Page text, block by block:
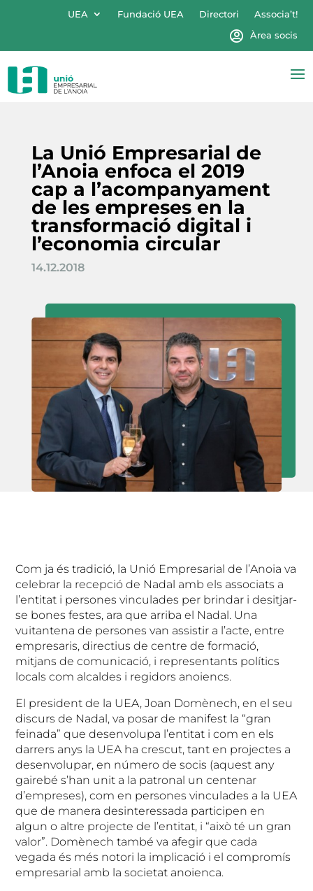
UEA Fundació UEA Directori
Associa’t!
Àrea socis
La Unió Empresarial de
l’Anoia enfoca el 2019
cap a l’acompanyament
de les empreses en la
transformació digital i
l’economia circular
14.12.2018
Com ja és tradició, la Unió Empresarial de l’Anoia va
celebrar la recepció de Nadal amb els associats a
l’entitat i persones vinculades per brindar i desitjar-
se bones festes, ara que arriba el Nadal. Una
vuitantena de persones van assistir a l’acte, entre
empresaris, directius de centre de formació,
mitjans de comunicació, i representants polítics
locals com alcaldes i regidors anoiencs.
El president de la UEA, Joan Domènech, en el seu
discurs de Nadal, va posar de manifest la “gran
feinada” que desenvolupa l’entitat i com en els
darrers anys la UEA ha crescut, tant en projectes a
desenvolupar, en número de socis (aquest any
gairebé s’han unit a la patronal un centenar
d’empreses), com en persones vinculades a la UEA
que de manera desinteressada participen en
algun o altre projecte de l’entitat, i “això té un gran
valor”. Domènech també va afegir que cada
vegada és més notori la implicació i el compromís
empresarial amb la societat anoienca.